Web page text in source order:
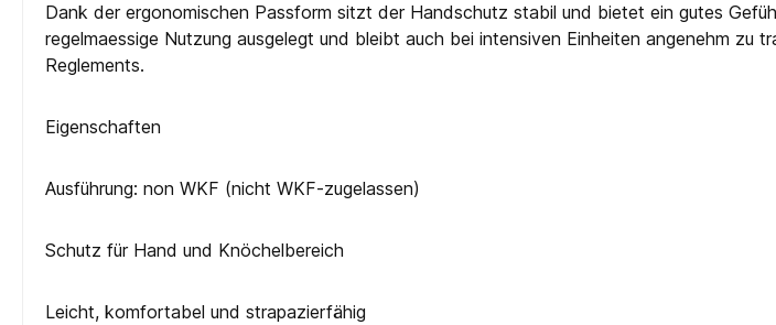
Dank der ergonomischen Passform sitzt der Handschutz stabil und bietet ein gutes
regelmaessige Nutzung ausgelegt und bleibt auch bei intensiven Einheiten angenehm zu
Reglements.
Eigenschaften
Ausführung: non WKF (nicht WKF-zugelassen)
Schutz für Hand und Knöchelbereich
Leicht, komfortabel und strapazierfähig